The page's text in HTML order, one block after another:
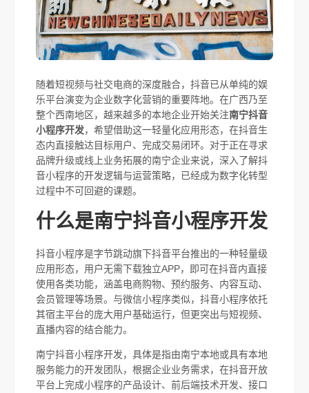
随着短视频与社交电商的深度融合，抖音已从单纯的娱
乐平台演变为企业数字化营销的重要阵地。在广西乃至
整个西南地区，越来越多的本地企业开始关注南宁抖音
小程序开发，希望借助这一轻量化应用形态，在抖音生
态内直接触达目标用户、完成交易闭环。对于正在寻求
品牌升级或线上业务拓展的南宁企业来说，深入了解抖
音小程序的开发逻辑与运营策略，已经成为数字化转型
过程中不可回避的课题。
什么是南宁抖音小程序开发
抖音小程序是字节跳动旗下抖音平台推出的一种轻量级
应用形态，用户无需下载独立APP，即可在抖音内直接
使用各类功能，涵盖电商购物、预约服务、内容互动、
会员管理等场景。与微信小程序类似，抖音小程序依托
其宿主平台的庞大用户基础运行，但更突出与短视频、
直播内容的结合能力。
南宁抖音小程序开发，具体是指由南宁本地或具有本地
服务能力的开发团队，根据企业业务需求，在抖音开放
平台上完成小程序的产品设计、前后端技术开发、接口